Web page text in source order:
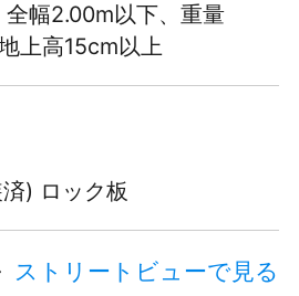
幅2.00m以下、重量
上高15cm以上
) ロック板
ストリートビューで見る